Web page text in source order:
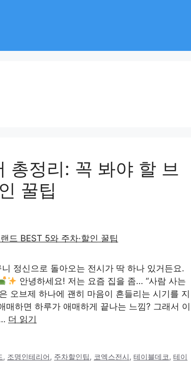
총정리: 꼭 봐야 할 브
꿀팁
정신으로 돌아오는 전시가 딱 하나 있거든요.
안녕하세요! 저는 요즘 집을 좀… “사람 사는
오브제 하나에 괜히 마음이 흔들리는 시기를 지
하면 하루가 애매하게 끝나는 느낌? 그래서 이
더 읽기
, 조명인테리어, 주차할인팁, 코엑스전시,테이블데코,테이